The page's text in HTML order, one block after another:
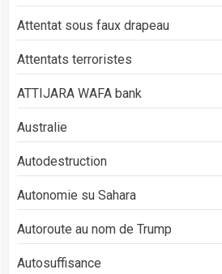
Attentat sous faux drapeau
Attentats terroristes
ATTIJARA WAFA bank
Australie
Autodestruction
Autonomie su Sahara
Autoroute au nom de Trump
Autosuffisance